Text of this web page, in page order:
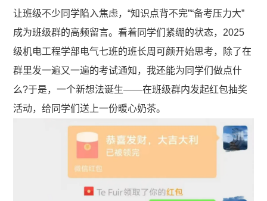
让班级不少同学陷入焦虑，“知识点背不完”“备考压力大”
成为班级群的高频留言。看着同学们紧绷的状态，2025
级机电工程学部电气七班的班长周可颜开始思考，除了在
群里发一遍又一遍的考试通知，我还能为同学们做点什
么?于是，一个新想法诞生——在班级群内发起红包抽奖
活动，给同学们送上一份暖心奶茶。